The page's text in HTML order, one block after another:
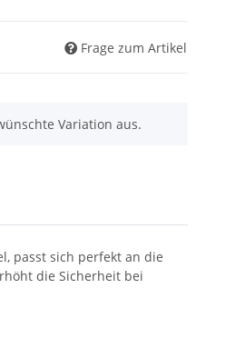
Frage zum Artikel
Variation aus.
passt sich perfekt an die
die Sicherheit bei